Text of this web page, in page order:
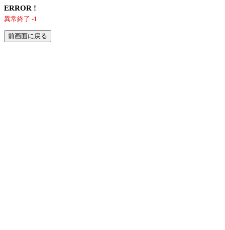
ERROR !
異常終了 -1